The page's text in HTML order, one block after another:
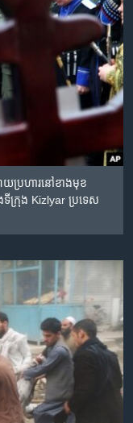
ាយ​ប្រហារ​នៅ​ខាង​មុខ​
ក្រុង​ Kizlyar ប្រទេស​